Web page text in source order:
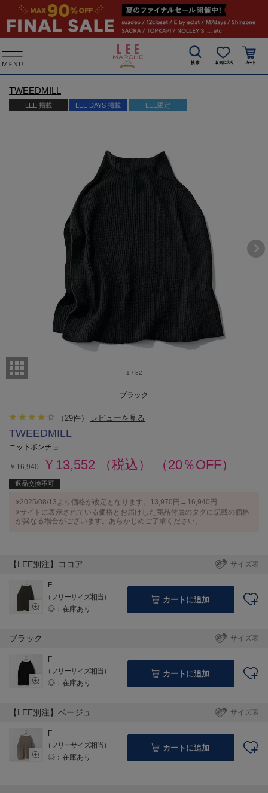
TWEEDMILL
LEE 掲載 LEE DAYS 掲載 LEE限定
1 / 32
ブラック
（29件） レビューを見る
TWEEDMILL
ニットポンチョ
￥16,940 ￥13,552 （税込） （20％OFF）
返品交換不可
※2025/08/13より価格が改定となります。13,970円→16,940円
※サイトに表示されている価格とお届けした商品付属のタグに記載の価格
が異なる場合がございます。あらかじめご了承ください。
サイズ表
【LEE別注】ココア
F
（フリーサイズ相当）
◎：在庫あり
カートに追加
サイズ表
ブラック
F
（フリーサイズ相当）
◎：在庫あり
カートに追加
サイズ表
【LEE別注】ベージュ
F
（フリーサイズ相当）
◎：在庫あり
カートに追加